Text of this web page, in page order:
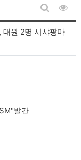
게시판 검
조
대원 2명 시샤팡마
발간